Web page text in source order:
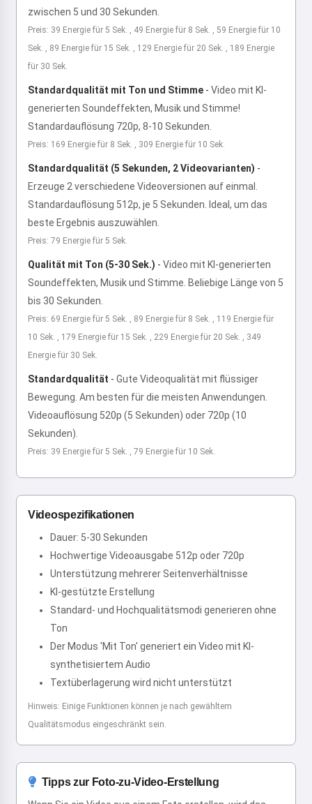
zwischen 5 und 30 Sekunden.
Preis: 39 Energie für 5 Sek. , 49 Energie für 8 Sek. , 59 Energie für 10
Sek. , 89 Energie für 15 Sek. , 129 Energie für 20 Sek. , 189 Energie
für 30 Sek.
Standardqualität mit Ton und Stimme - Video mit KI-
generierten Soundeffekten, Musik und Stimme!
Standardauflösung 720p, 8-10 Sekunden.
Preis: 169 Energie für 8 Sek. , 309 Energie für 10 Sek.
Standardqualität (5 Sekunden, 2 Videovarianten) -
Erzeuge 2 verschiedene Videoversionen auf einmal.
Standardauflösung 512p, je 5 Sekunden. Ideal, um das
beste Ergebnis auszuwählen.
Preis: 79 Energie für 5 Sek.
Qualität mit Ton (5-30 Sek.) - Video mit KI-generierten
Soundeffekten, Musik und Stimme. Beliebige Länge von 5
bis 30 Sekunden.
Preis: 69 Energie für 5 Sek. , 89 Energie für 8 Sek. , 119 Energie für
10 Sek. , 179 Energie für 15 Sek. , 229 Energie für 20 Sek. , 349
Energie für 30 Sek.
Standardqualität - Gute Videoqualität mit flüssiger
Bewegung. Am besten für die meisten Anwendungen.
Videoauflösung 520p (5 Sekunden) oder 720p (10
Sekunden).
Preis: 39 Energie für 5 Sek. , 79 Energie für 10 Sek.
Videospezifikationen
Dauer: 5-30 Sekunden
Hochwertige Videoausgabe 512p oder 720p
Unterstützung mehrerer Seitenverhältnisse
KI-gestützte Erstellung
Standard- und Hochqualitätsmodi generieren ohne
Ton
Der Modus 'Mit Ton' generiert ein Video mit KI-
synthetisiertem Audio
Textüberlagerung wird nicht unterstützt
Hinweis: Einige Funktionen können je nach gewähltem
Qualitätsmodus eingeschränkt sein.
Tipps zur Foto-zu-Video-Erstellung